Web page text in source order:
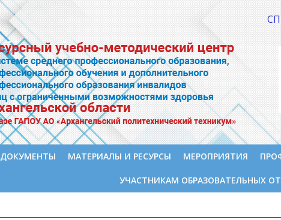
ДОКУМЕНТЫ МАТЕРИАЛЫ И РЕСУРСЫ МЕРОПРИЯТИЯ
УЧАСТНИКАМ ОБРАЗОВАТЕЛЬНЫХ